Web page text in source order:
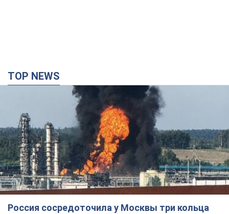
TOP NEWS
Россия сосредоточила у Москвы три кольца